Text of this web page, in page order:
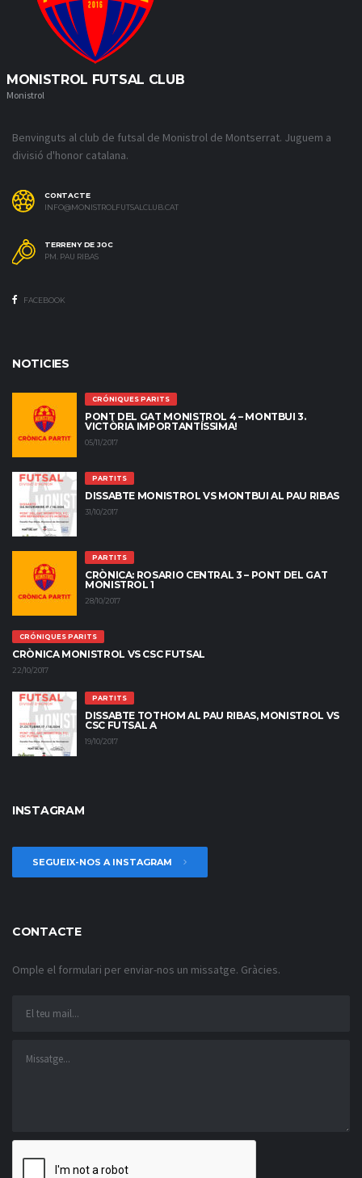
MONISTROL FUTSAL CLUB
Monistrol
Benvinguts al club de futsal de Monistrol de Montserrat. Juguem a
divisió d'honor catalana.
CONTACTE
INFO@MONISTROLFUTSALCLUB.CAT
TERRENY DE JOC
PM. PAU RIBAS
FACEBOOK
NOTICIES
CRÓNIQUES PARITS
PONT DEL GAT MONISTROL 4 – MONTBUI 3.
VICTÒRIA IMPORTANTÍSSIMA!
05/11/2017
PARTITS
DISSABTE MONISTROL VS MONTBUI AL PAU RIBAS
31/10/2017
PARTITS
CRÒNICA: ROSARIO CENTRAL 3 – PONT DEL GAT
MONISTROL 1
28/10/2017
CRÓNIQUES PARITS
CRÒNICA MONISTROL VS CSC FUTSAL
22/10/2017
PARTITS
DISSABTE TOTHOM AL PAU RIBAS, MONISTROL VS
CSC FUTSAL A
19/10/2017
INSTAGRAM
SEGUEIX-NOS A INSTAGRAM
CONTACTE
Omple el formulari per enviar-nos un missatge. Gràcies.